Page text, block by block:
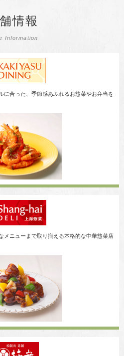
情報
Information
に合った、季節感あふれるお惣菜やお弁当を
メニューまで取り揃える本格的な中華惣菜店